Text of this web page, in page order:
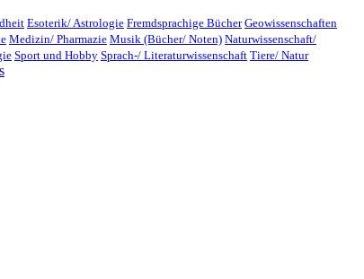
Esoterik/ Astrologie Fremdsprachige Bücher Geowissenschaften
Medizin/ Pharmazie Musik (Bücher/ Noten) Naturwissenschaft/
Sport und Hobby Sprach-/ Literaturwissenschaft Tiere/ Natur